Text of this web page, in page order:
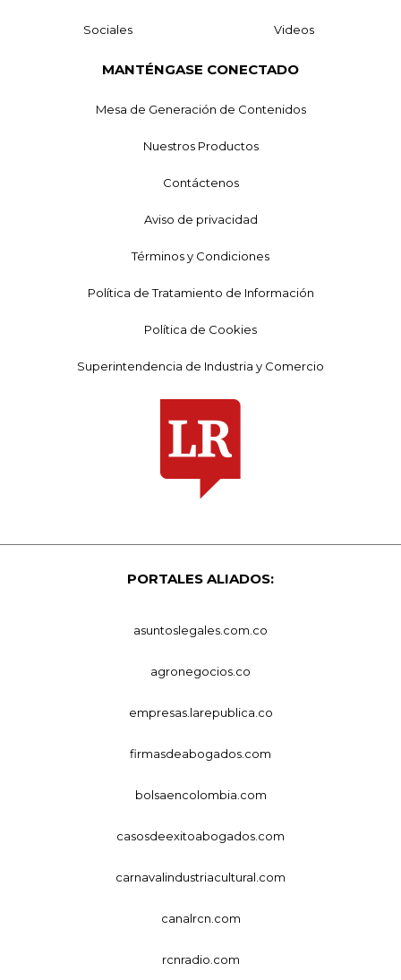
Sociales Videos
MANTÉNGASE CONECTADO
Mesa de Generación de Contenidos
Nuestros Productos
Contáctenos
Aviso de privacidad
Términos y Condiciones
Política de Tratamiento de Información
Política de Cookies
Superintendencia de Industria y Comercio
PORTALES ALIADOS:
asuntoslegales.com.co
agronegocios.co
empresas.larepublica.co
firmasdeabogados.com
bolsaencolombia.com
casosdeexitoabogados.com
carnavalindustriacultural.com
canalrcn.com
rcnradio.com